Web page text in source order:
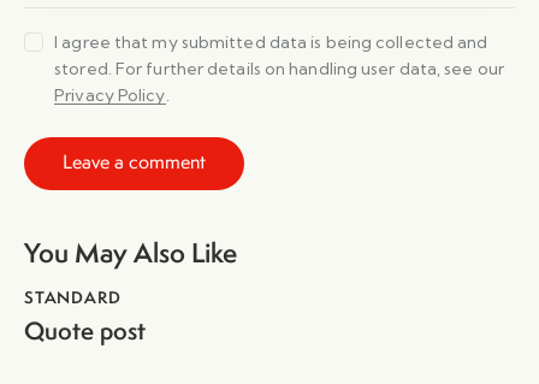
I agree that my submitted data is being collected and
stored. For further details on handling user data, see our
Privacy Policy.
You May Also Like
STANDARD
Quote post